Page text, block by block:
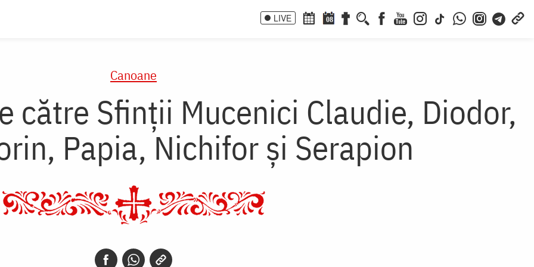
LIVE 08
Canoane
către Sfinţii Mucenici Claudie, Diodor,
Papia, Nichifor şi Serapion